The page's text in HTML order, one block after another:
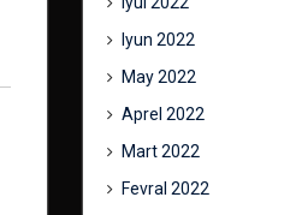
Iyun 2022
May 2022
Aprel 2022
Mart 2022
Fevral 2022